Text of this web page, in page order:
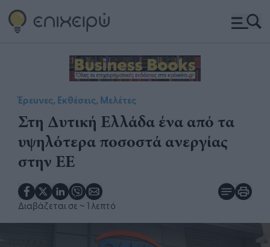
Έρευνες, Εκθέσεις, Μελέτες
Στη Δυτική Ελλάδα ένα από τα
υψηλότερα ποσοστά ανεργίας
στην ΕΕ
Διαβάζεται σε ~ 1 λεπτό